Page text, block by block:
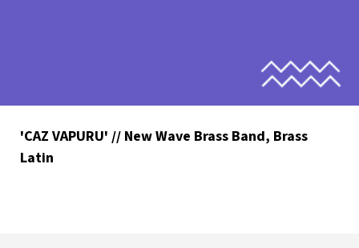
'CAZ VAPURU' // New Wave Brass Band, Brass
Latin